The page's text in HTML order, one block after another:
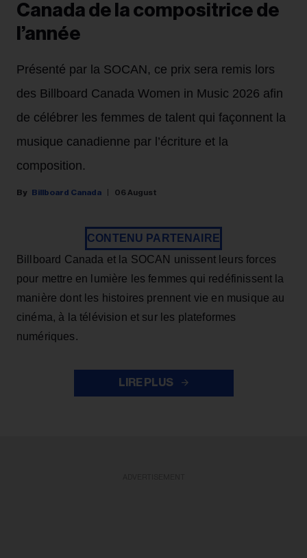
Canada de la compositrice de
l’année
Présenté par la SOCAN, ce prix sera remis lors
des Billboard Canada Women in Music 2026 afin
de célébrer les femmes de talent qui façonnent la
musique canadienne par l’écriture et la
composition.
Billboard Canada 06 August
CONTENU PARTENAIRE
Billboard Canada et la SOCAN unissent leurs forces
pour mettre en lumière les femmes qui redéfinissent la
manière dont les histoires prennent vie en musique au
cinéma, à la télévision et sur les plateformes
numériques.
LIRE PLUS